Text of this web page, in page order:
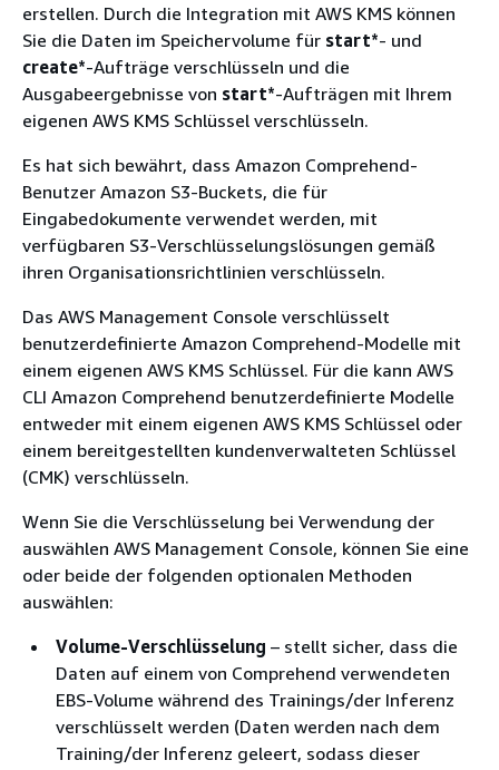
erstellen. Durch die Integration mit AWS KMS können
Sie die Daten im Speichervolume für start*- und
create*-Aufträge verschlüsseln und die
Ausgabeergebnisse von start*-Aufträgen mit Ihrem
eigenen AWS KMS Schlüssel verschlüsseln.
Es hat sich bewährt, dass Amazon Comprehend-
Benutzer Amazon S3-Buckets, die für
Eingabedokumente verwendet werden, mit
verfügbaren S3-Verschlüsselungslösungen gemäß
ihren Organisationsrichtlinien verschlüsseln.
Das AWS Management Console verschlüsselt
benutzerdefinierte Amazon Comprehend-Modelle mit
einem eigenen AWS KMS Schlüssel. Für die kann AWS
CLI Amazon Comprehend benutzerdefinierte Modelle
entweder mit einem eigenen AWS KMS Schlüssel oder
einem bereitgestellten kundenverwalteten Schlüssel
(CMK) verschlüsseln.
Wenn Sie die Verschlüsselung bei Verwendung der
auswählen AWS Management Console, können Sie eine
oder beide der folgenden optionalen Methoden
auswählen:
Volume-Verschlüsselung – stellt sicher, dass die
Daten auf einem von Comprehend verwendeten
EBS-Volume während des Trainings/der Inferenz
verschlüsselt werden (Daten werden nach dem
Training/der Inferenz geleert, sodass dieser